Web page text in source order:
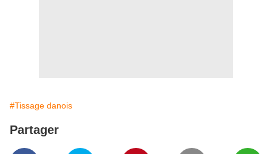
#Tissage danois
Partager